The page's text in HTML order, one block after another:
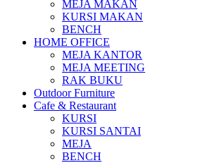
MEJA MAKAN
KURSI MAKAN
BENCH
HOME OFFICE
MEJA KANTOR
MEJA MEETING
RAK BUKU
Outdoor Furniture
Cafe & Restaurant
KURSI
KURSI SANTAI
MEJA
BENCH